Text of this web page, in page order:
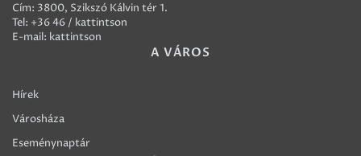
Cím: 3800, Szikszó Kálvin tér 1.
Tel: +36 46 / kattintson
E-mail: kattintson
A VÁROS
Hírek
Városháza
Eseménynaptár